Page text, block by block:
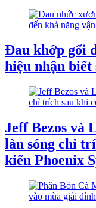
Đau khớp gối
hiệu nhận biết
Jeff Bezos và
làn sóng chỉ
kiến Phoenix